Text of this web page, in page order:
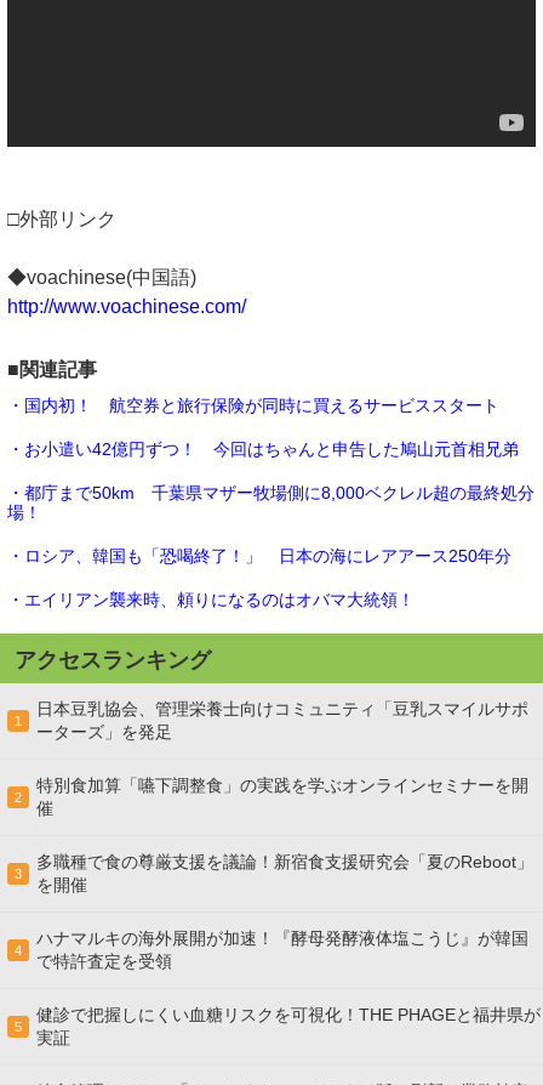
□外部リンク
◆voachinese(中国語)
http://www.voachinese.com/
■関連記事
・国内初！ 航空券と旅行保険が同時に買えるサービススタート
・お小遣い42億円ずつ！ 今回はちゃんと申告した鳩山元首相兄弟
・都庁まで50km 千葉県マザー牧場側に8,000ベクレル超の最終処分
場！
・ロシア、韓国も「恐喝終了！」 日本の海にレアアース250年分
・エイリアン襲来時、頼りになるのはオバマ大統領！
アクセスランキング
1
日本豆乳協会、管理栄養士向けコミュニティ「豆乳スマイルサポ
ーターズ」を発足
2
特別食加算「嚥下調整食」の実践を学ぶオンラインセミナーを開
催
3
多職種で食の尊厳支援を議論！新宿食支援研究会「夏のReboot」
を開催
4
ハナマルキの海外展開が加速！『酵母発酵液体塩こうじ』が韓国
で特許査定を受領
5
健診で把握しにくい血糖リスクを可視化！THE PHAGEと福井県が
実証